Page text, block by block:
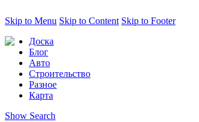
Skip to Menu Skip to Content Skip to Footer
Доска
Блог
Авто
Строительство
Разное
Карта
Show Search